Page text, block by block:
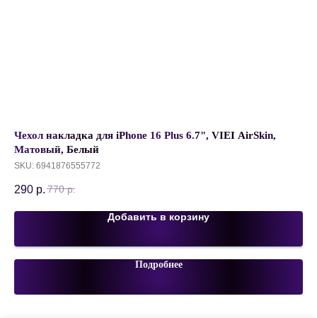
Чехол накладка для iPhone 16 Plus 6.7", VIEI AirSkin,
Матовый, Белый
SKU: 6941876555772
290 р. 770 р.
Добавить в корзину
Подробнее